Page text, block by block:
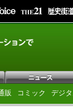
販 コミック デジ